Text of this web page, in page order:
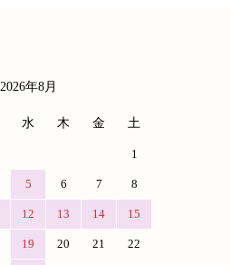
2026年8月
水 木 金 土
1
5 6 7 8
12 13 14 15
19 20 21 22